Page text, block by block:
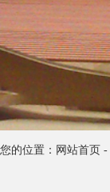
您的位置： 网站首页 -